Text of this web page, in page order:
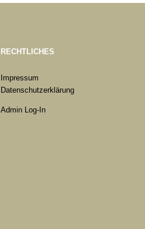
RECHTLICHES
Impressum
Datenschutzerklärung
Admin Log-In